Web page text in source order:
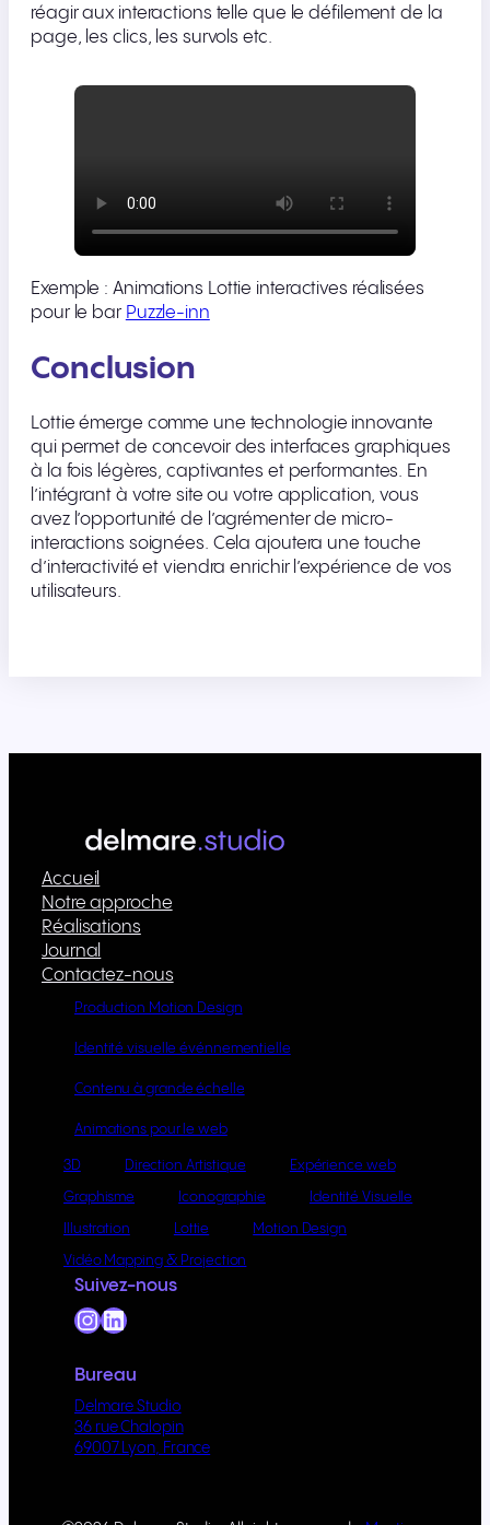
réagir aux interactions telle que le défilement de la
page, les clics, les survols etc.
Exemple : Animations Lottie interactives réalisées
pour le bar Puzzle-inn
Conclusion
Lottie émerge comme une technologie innovante
qui permet de concevoir des interfaces graphiques
à la fois légères, captivantes et performantes. En
l’intégrant à votre site ou votre application, vous
avez l’opportunité de l’agrémenter de micro-
interactions soignées. Cela ajoutera une touche
d’interactivité et viendra enrichir l’expérience de vos
utilisateurs.
Accueil
Notre approche
Réalisations
Journal
Contactez-nous
Production Motion Design
Identité visuelle événnementielle
Contenu à grande échelle
Animations pour le web
3D Direction Artistique Expérience web
Graphisme Iconographie Identité Visuelle
Illustration Lottie Motion Design
Vidéo Mapping & Projection
Suivez-nous
InstagramLinkedIn
Bureau
Delmare Studio
36 rue Chalopin
69007 Lyon, France